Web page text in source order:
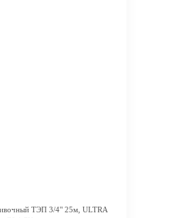
ТЭП 3/4" 25м, ULTRA